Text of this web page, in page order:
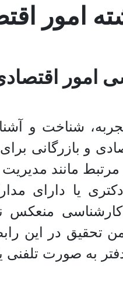
امور
شناخت و
و بازرگانی برای
مانند مدیریت
یا دارای
منعکس
تحقیق در این
به صورت تلفنی یا